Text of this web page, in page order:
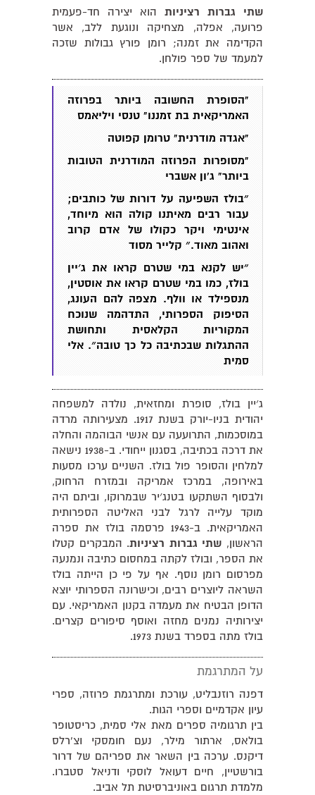
שתי גברות רציניות הוא יצירה חד-פעמית
פרועה, אפלה, מצחיקה ונוגעת ללב, אשר
הקדימה את זמנה; רומן פורץ גבולות שזכה
למעמד של ספר פולחן.
"הסופרת החשובה ביותר בפרוזה
האמריקאית בת זמננו" טנסי ויליאמס
"אגדה מודרנית" טרומן קפוטה
"מסופרות הפרוזה המודרנית הטובות
ביותר" ג'ון אשברי
״בולז השפיעה על דורות של כותבים;
עבור רבים מאיתנו קולה הוא מיוחד,
אינטימי ויקר כקולו של אדם קרוב
ואהוב מאוד.״ קלייר מסוד
״יש לקנא במי שטרם קראו את ג׳יין
בולז, כמו במי שטרם קראו את אוסטין,
מנספילד או וולף. מצפה להם העונג,
הסיפוק הספרותי, התדהמה שנוכח
המקוריות הקלאסית ותחושת
ההתגלות שבכתיבה כל כך טובה״. אלי
סמית
ג׳יין בולז, סופרת ומחזאית, נולדה למשפחה
יהודית בניו-יורק בשנת 1917. מצעירותה מרדה
במוסכמות, התרועעה עם אנשי הבוהמה והחלה
את דרכה בכתיבה, בסגנון ייחודי. ב-1938 נישאה
למלחין והסופר פול בולז. השניים ערכו מסעות
באירופה, במרכז אמריקה ובמזרח הרחוק,
ולבסוף השתקעו בטנג׳יר שבמרוקו, וביתם היה
מוקד עלייה לרגל לבני האליטה הספרותית
האמריקאית. ב-1943 פרסמה בולז את ספרה
הראשון, שתי גברות רציניות. המבקרים קטלו
את הספר, ובולז לקתה במחסום כתיבה ונמנעה
מפרסום רומן נוסף. אף על פי כן הייתה בולז
השראה ליוצרים רבים, וכישרונה הספרותי יוצא
הדופן הבטיח את מעמדה בקנון האמריקאי. עם
יצירותיה נמנים מחזה ואוסף סיפורים קצרים.
בולז מתה בספרד בשנת 1973.
על המתרגמת
דפנה רוזנבליט, עורכת ומתרגמת פרוזה, ספרי
עיון אקדמיים וספרי הגות.
בין תרגומיה ספרים מאת אלי סמית, כריסטופר
בולאס, ארתור מילר, נעם חומסקי וצ'רלס
דיקנס. ערכה בין השאר את ספריהם של דרור
בורשטיין, חיים דעואל לוסקי ודניאל סטברו.
מלמדת תרגום באוניברסיטת תל אביב.